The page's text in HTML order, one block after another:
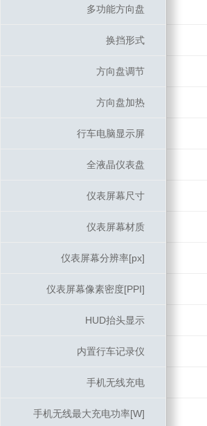
多功能方向盘
换挡形式
方向盘调节
方向盘加热
行车电脑显示屏
全液晶仪表盘
仪表屏幕尺寸
仪表屏幕材质
仪表屏幕分辨率[px]
仪表屏幕像素密度[PPI]
HUD抬头显示
内置行车记录仪
手机无线充电
手机无线最大充电功率[W]
多功能方向盘
换挡形式
方向盘调节
方向盘加热
行车电脑显示屏
全液晶仪表盘
仪表屏幕尺寸
仪表屏幕材质
仪表屏幕分辨率[px]
仪表屏幕像素密度[PPI]
HUD抬头显示
内置行车记录仪
手机无线充电
手机无线最大充电功率[W]